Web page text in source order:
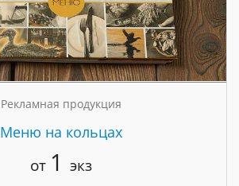
Рекламная продукция
Меню на кольцах
от 1 экз